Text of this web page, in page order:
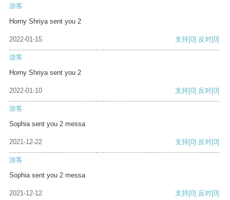
游客
Horny Shriya sent you 2
2022-01-15 支持[0] 反对[0]
游客
Horny Shriya sent you 2
2022-01-10 支持[0] 反对[0]
游客
Sophia sent you 2 messa
2021-12-22 支持[0] 反对[0]
游客
Sophia sent you 2 messa
2021-12-12 支持[0] 反对[0]